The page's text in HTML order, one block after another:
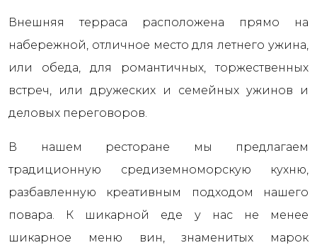
Внешняя терраса расположена прямо на
набережной, отличное место для летнего ужина,
или обеда, для романтичных, торжественных
встреч, или дружеских и семейных ужинов и
деловых переговоров.
В нашем ресторане мы предлагаем
традиционную средиземноморскую кухню,
разбавленную креативным подходом нашего
повара. К шикарной еде у нас не менее
шикарное меню вин, знаменитых марок